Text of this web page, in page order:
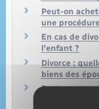
Peut-on
une
En cas de
l'enfant ?
Divorce :
biens des
Peut-on